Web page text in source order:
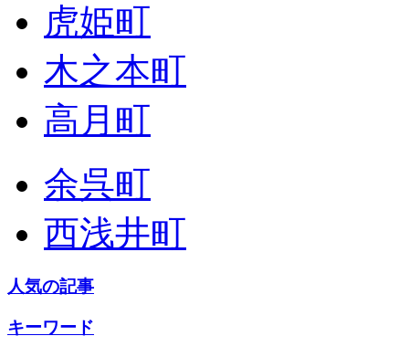
虎姫町
木之本町
高月町
余呉町
西浅井町
人気の記事
キーワード